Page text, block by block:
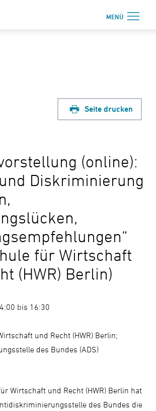
MENÜ
Beratung
Weiterbildung
↗ Nadis
Über uns
ändern
Seite drucken
(online):
Diskriminierung
für Wirtschaft
(HWR) Berlin)
bis 16:30
und Recht (HWR) Berlin;
des Bundes (ADS)
Wirtschaft und Recht (HWR) Berlin hat
des Bundes die